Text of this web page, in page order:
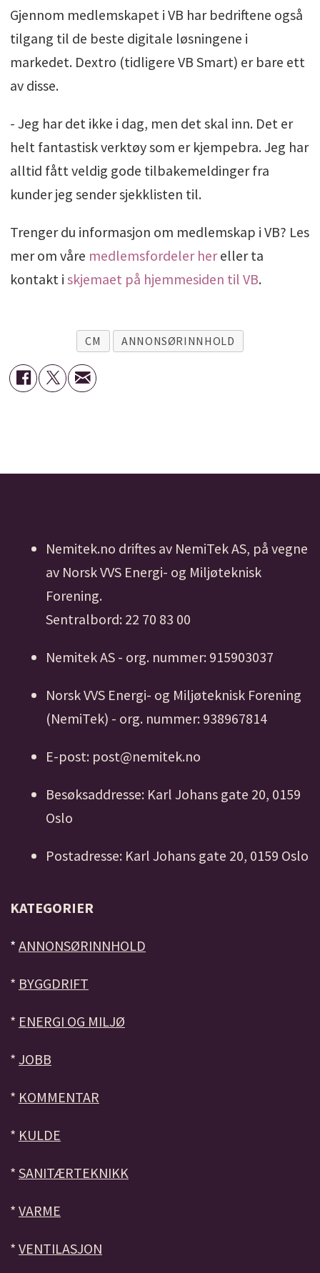
Gjennom medlemskapet i VB har bedriftene også
tilgang til de beste digitale løsningene i
markedet. Dextro (tidligere VB Smart) er bare ett
av disse.
- Jeg har det ikke i dag, men det skal inn. Det er
helt fantastisk verktøy som er kjempebra. Jeg har
alltid fått veldig gode tilbakemeldinger fra
kunder jeg sender sjekklisten til.
Trenger du informasjon om medlemskap i VB? Les
mer om våre medlemsfordeler hereller ta
kontakt i skjemaet på hjemmesiden til VB.
CM ANNONSØRINNHOLD
Nemitek.no driftes av NemiTek AS, på vegne
av Norsk VVS Energi- og Miljøteknisk
Forening.
Sentralbord: 22 70 83 00
Nemitek AS - org. nummer: 915903037
Norsk VVS Energi- og Miljøteknisk Forening
(NemiTek) - org. nummer: 938967814
E-post: post@nemitek.no
Besøksaddresse: Karl Johans gate 20, 0159
Oslo
Postadresse: Karl Johans gate 20, 0159 Oslo
KATEGORIER
* ANNONSØRINNHOLD
* BYGGDRIFT
* ENERGI OG MILJØ
* JOBB
* KOMMENTAR
* KULDE
* SANITÆRTEKNIKK
* VARME
* VENTILASJON